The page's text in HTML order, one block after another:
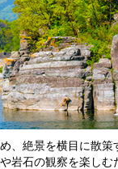
、絶景を横目に散策
岩石の観察を楽しむ